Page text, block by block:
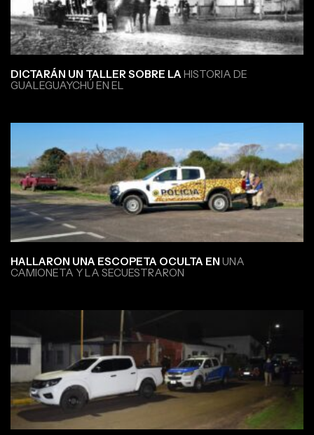
DICTARÁN UN TALLER SOBRE LA HISTORIA DE
GUALEGUAYCHÚ EN EL
HALLARON UNA ESCOPETA OCULTA EN UNA
CAMIONETA Y LA SECUESTRARON